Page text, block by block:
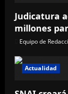
Judicatura
millones
Equipo de
Actualidad